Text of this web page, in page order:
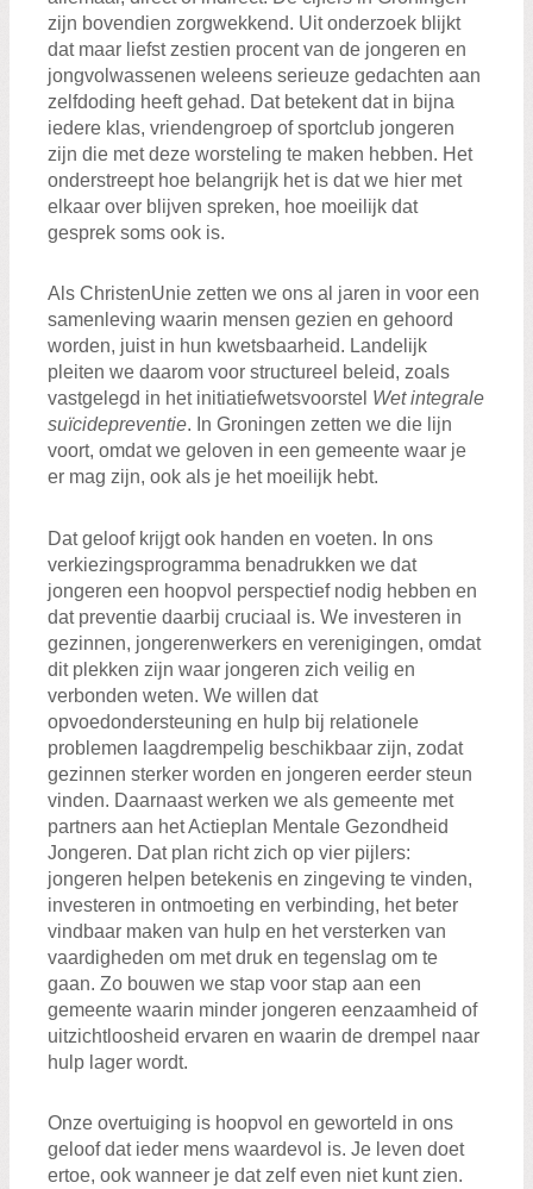
zijn bovendien zorgwekkend. Uit onderzoek blijkt
dat maar liefst zestien procent van de jongeren en
jongvolwassenen weleens serieuze gedachten aan
zelfdoding heeft gehad. Dat betekent dat in bijna
iedere klas, vriendengroep of sportclub jongeren
zijn die met deze worsteling te maken hebben. Het
onderstreept hoe belangrijk het is dat we hier met
elkaar over blijven spreken, hoe moeilijk dat
gesprek soms ook is.
Als ChristenUnie zetten we ons al jaren in voor een
samenleving waarin mensen gezien en gehoord
worden, juist in hun kwetsbaarheid. Landelijk
pleiten we daarom voor structureel beleid, zoals
vastgelegd in het initiatiefwetsvoorstel Wet integrale
suïcidepreventie. In Groningen zetten we die lijn
voort, omdat we geloven in een gemeente waar je
er mag zijn, ook als je het moeilijk hebt.
Dat geloof krijgt ook handen en voeten. In ons
verkiezingsprogramma benadrukken we dat
jongeren een hoopvol perspectief nodig hebben en
dat preventie daarbij cruciaal is. We investeren in
gezinnen, jongerenwerkers en verenigingen, omdat
dit plekken zijn waar jongeren zich veilig en
verbonden weten. We willen dat
opvoedondersteuning en hulp bij relationele
problemen laagdrempelig beschikbaar zijn, zodat
gezinnen sterker worden en jongeren eerder steun
vinden. Daarnaast werken we als gemeente met
partners aan het Actieplan Mentale Gezondheid
Jongeren. Dat plan richt zich op vier pijlers:
jongeren helpen betekenis en zingeving te vinden,
investeren in ontmoeting en verbinding, het beter
vindbaar maken van hulp en het versterken van
vaardigheden om met druk en tegenslag om te
gaan. Zo bouwen we stap voor stap aan een
gemeente waarin minder jongeren eenzaamheid of
uitzichtloosheid ervaren en waarin de drempel naar
hulp lager wordt.
Onze overtuiging is hoopvol en geworteld in ons
geloof dat ieder mens waardevol is. Je leven doet
ertoe, ook wanneer je dat zelf even niet kunt zien.